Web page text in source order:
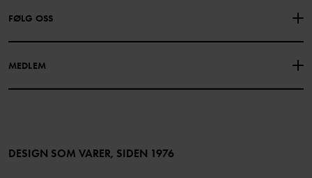
PERSONVERNPOLICY
FØLG OSS
MEDLEM
Bli medlem
DESIGN SOM VARER, SIDEN 1976